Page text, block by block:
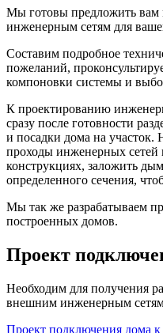
Мы готовы предложить вам
инженерным сетям для
Составим подробное
пожеланий,
компоновки системы и
К проектированию
сразу после готовности
и посадки дома на участок.
проходы инженерных
конструкциях, заложить
определенного сечения,
Мы так же разрабатываем
построенных домов.
Проект
Необходим для получения
внешним инженерным
Проект подключения дома